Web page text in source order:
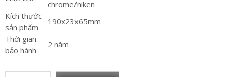
chrome/niken
Kích thước
sản phẩm
190x23x65mm
Thời gian
bảo hành
2 năm